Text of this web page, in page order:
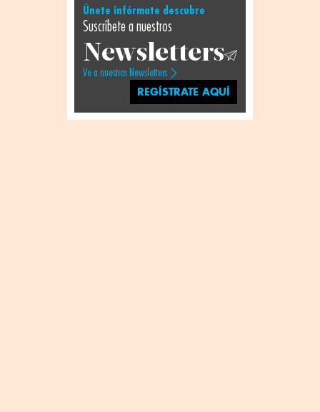
Únete infórmate descubre
Suscríbete a nuestros
Newsletters
Ve a nuestros Newsletters
REGÍSTRATE AQUÍ